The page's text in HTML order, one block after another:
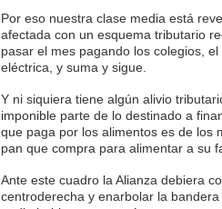
Por eso nuestra clase media está
afectada con un esquema tributario
pasar el mes pagando los colegios,
eléctrica, y suma y sigue.
Y ni siquiera tiene algún alivio
imponible parte de lo destinado a
que paga por los alimentos es de los
pan que compra para alimentar a su
Ante este cuadro la Alianza debiera
centroderecha y enarbolar la